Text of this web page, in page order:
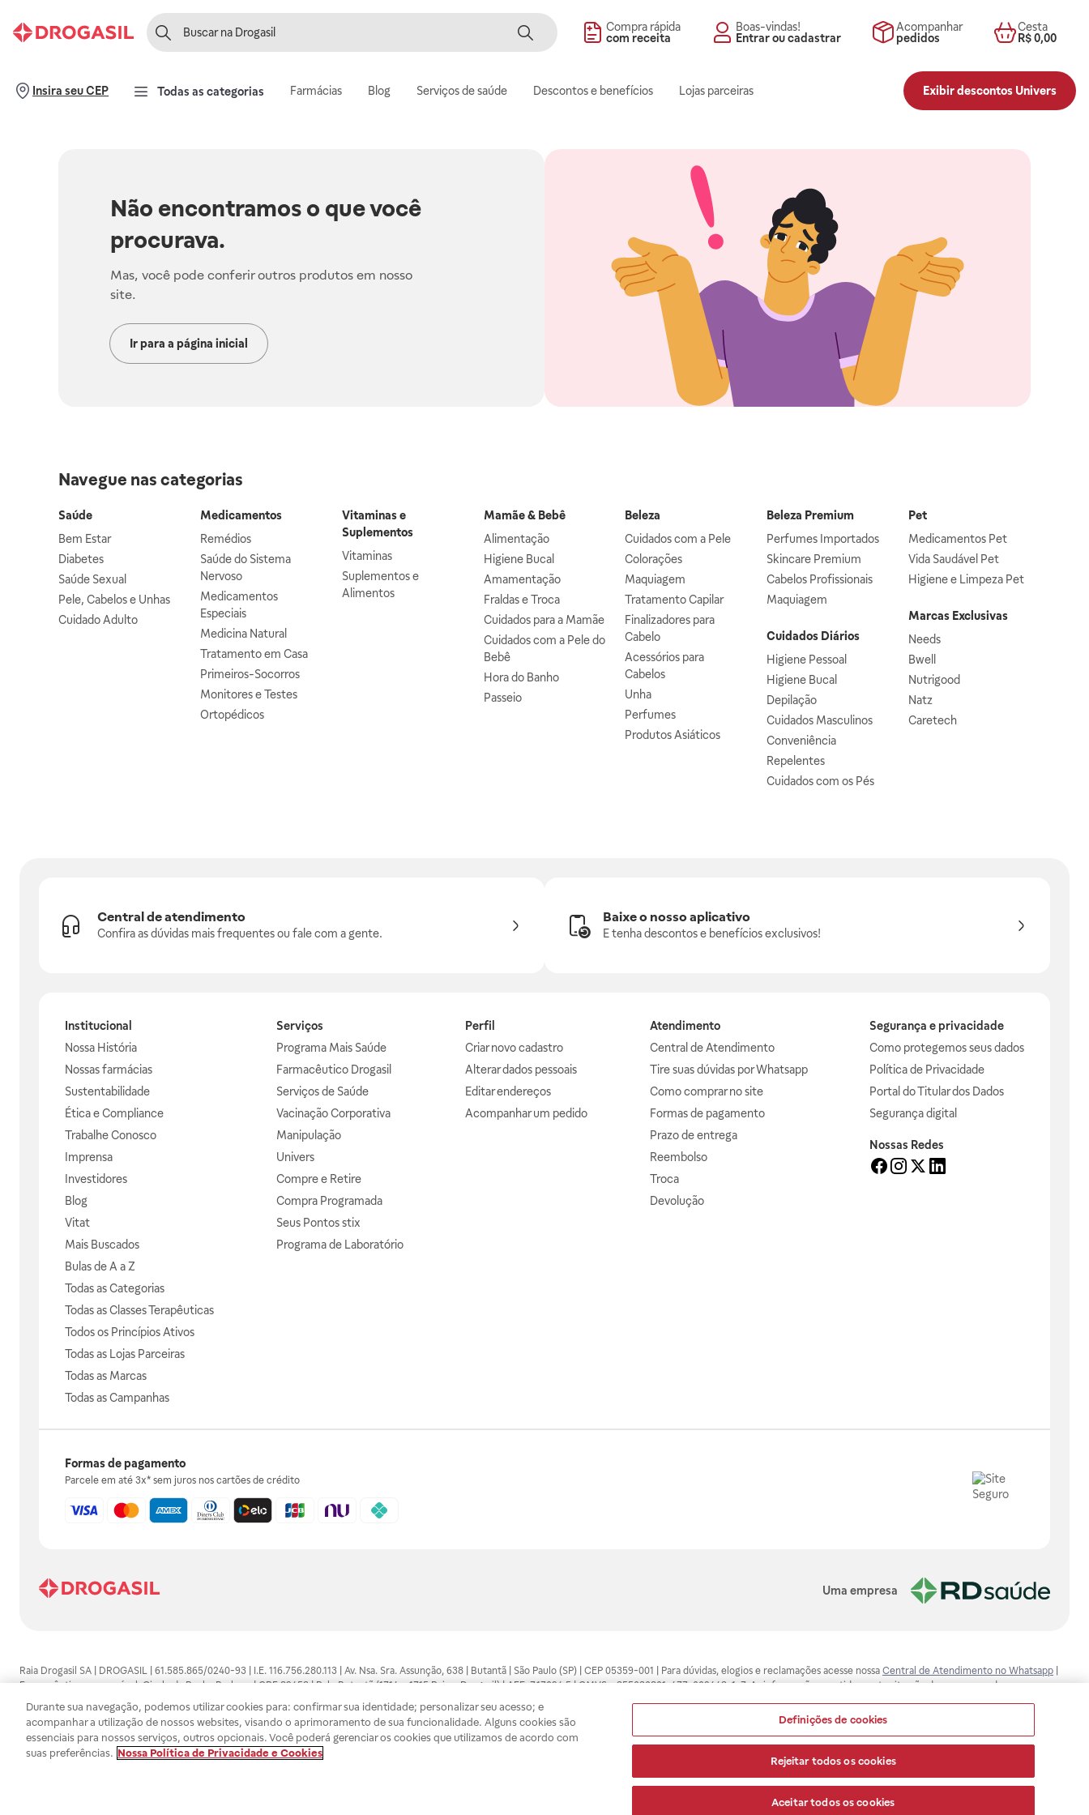
Compra rápida
com receita
Boas-vindas!
Entrar ou cadastrar
Acompanhar
pedidos
Cesta
R$ 0,00
Insira seu CEP Todas as categorias Farmácias Blog Serviços de saúde Descontos e benefícios Lojas parceiras Exibir descontos Univers
Não encontramos o que você
procurava.
Mas, você pode conferir outros produtos em nosso
site.
Ir para a página inicial
Navegue nas categorias
Saúde
Bem Estar
Diabetes
Saúde Sexual
Pele, Cabelos e Unhas
Cuidado Adulto
Medicamentos
Remédios
Saúde do Sistema
Nervoso
Medicamentos
Especiais
Medicina Natural
Tratamento em Casa
Primeiros-Socorros
Monitores e Testes
Ortopédicos
Vitaminas e
Suplementos
Vitaminas
Suplementos e
Alimentos
Mamãe & Bebê
Alimentação
Higiene Bucal
Amamentação
Fraldas e Troca
Cuidados para a Mamãe
Cuidados com a Pele do
Bebê
Hora do Banho
Passeio
Beleza
Cuidados com a Pele
Colorações
Maquiagem
Tratamento Capilar
Finalizadores para
Cabelo
Acessórios para
Cabelos
Unha
Perfumes
Produtos Asiáticos
Beleza Premium
Perfumes Importados
Skincare Premium
Cabelos Profissionais
Maquiagem
Cuidados Diários
Higiene Pessoal
Higiene Bucal
Depilação
Cuidados Masculinos
Conveniência
Repelentes
Cuidados com os Pés
Pet
Medicamentos Pet
Vida Saudável Pet
Higiene e Limpeza Pet
Marcas Exclusivas
Needs
Bwell
Nutrigood
Natz
Caretech
Central de atendimento
Confira as dúvidas mais frequentes ou fale com a gente.
Baixe o nosso aplicativo
E tenha descontos e benefícios exclusivos!
Institucional
Nossa História
Nossas farmácias
Sustentabilidade
Ética e Compliance
Trabalhe Conosco
Imprensa
Investidores
Blog
Vitat
Mais Buscados
Bulas de A a Z
Todas as Categorias
Todas as Classes Terapêuticas
Todos os Princípios Ativos
Todas as Lojas Parceiras
Todas as Marcas
Todas as Campanhas
Serviços
Programa Mais Saúde
Farmacêutico Drogasil
Serviços de Saúde
Vacinação Corporativa
Manipulação
Univers
Compre e Retire
Compra Programada
Seus Pontos stix
Programa de Laboratório
Perfil
Criar novo cadastro
Alterar dados pessoais
Editar endereços
Acompanhar um pedido
Atendimento
Central de Atendimento
Tire suas dúvidas por Whatsapp
Como comprar no site
Formas de pagamento
Prazo de entrega
Reembolso
Troca
Devolução
Segurança e privacidade
Como protegemos seus dados
Política de Privacidade
Portal do Titular dos Dados
Segurança digital
Nossas Redes
Formas de pagamento
Parcele em até 3x* sem juros nos cartões de crédito
Uma empresa
Raia Drogasil SA | DROGASIL | 61.585.865/0240-93 | I.E. 116.756.280.113 | Av. Nsa. Sra. Assunção, 638 | Butantã | São Paulo (SP) | CEP 05359-001 | Para dúvidas, elogios e reclamações acesse nossa Central de Atendimento no Whatsapp
Farmacêutico responsável: Gisele da Penha Barbosa | CRF 89453 | Polo Butantã (1714 e 1715 Raia e Drogasil) | AFE: 7.17094.5 | CMVS - 355030801-477-002443-1-7. As informações contidas neste site não devem ser usadas para
automedicação e não substituem, em hipótese alguma, as orientações dadas pelo profissional da área médica. Somente o médico está apto a diagnosticar qualquer problema de saúde e prescrever o tratamento adequado. Ao
persistirem os sintomas, um médico deverá ser consultado. Os preços e promoções divulgados no site são válidos apenas para compras feitas pela internet. Maiores esclarecimentos, consultar o site: www.anvisa.gov.br. A Raia Drogasil
SA trabalha com as tecnologias mais avançadas de proteção de dados, para que você possa realizar suas compras com tranquilidade. A privacidade e a segurança dos clientes são compromissos da Raia Drogasil SA. Todos os pedidos
efetuados estão sujeitos à confirmação da disponibilidade de produto em nosso estoque.
Durante sua navegação, podemos utilizar cookies para: confirmar sua identidade; personalizar seu acesso; e
acompanhar a utilização de nossos websites, visando o aprimoramento de sua funcionalidade. Alguns cookies são
essenciais para nossos serviços, outros opcionais. Você poderá gerenciar os cookies que utilizamos de acordo com
suas preferências. Nossa Política de Privacidade e Cookies
Definições de cookies
Rejeitar todos os cookies
Aceitar todos os cookies